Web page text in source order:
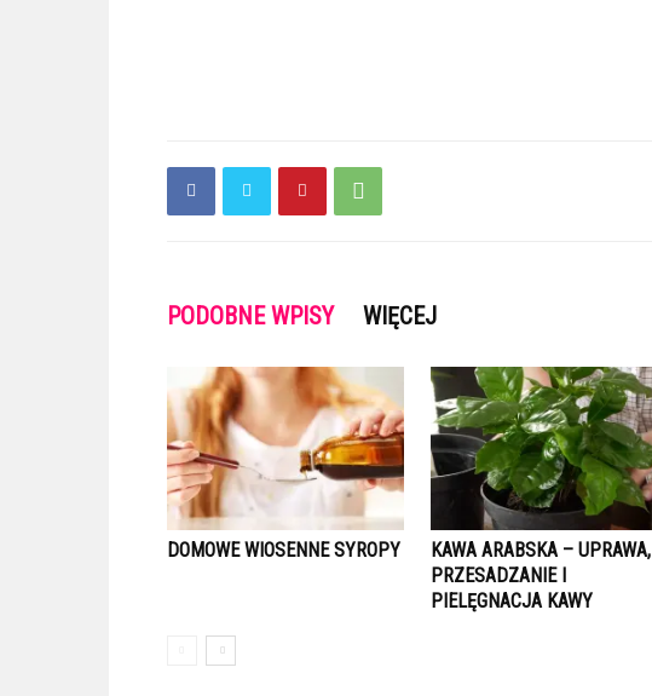
PODOBNE WPISY WIĘCEJ
DOMOWE WIOSENNE SYROPY
KAWA ARABSKA – UPRAWA,
PRZESADZANIE I
PIELĘGNACJA KAWY